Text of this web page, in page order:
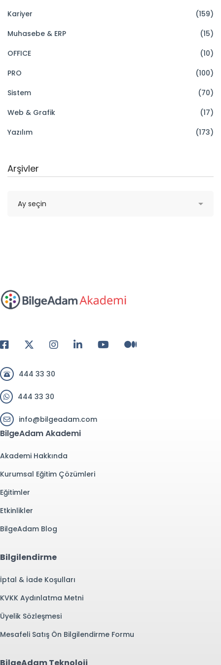
Kariyer
(159)
Muhasebe & ERP
(15)
OFFICE
(10)
PRO
(100)
Sistem
(70)
Web & Grafik
(17)
Yazılım
(173)
Arşivler
444 33 30
444 33 30
info@bilgeadam.com
BilgeAdam Akademi
Akademi Hakkında
Kurumsal Eğitim Çözümleri
Eğitimler
Etkinlikler
BilgeAdam Blog
Bilgilendirme
İptal & İade Koşulları
KVKK Aydınlatma Metni
Üyelik Sözleşmesi
Mesafeli Satış Ön Bilgilendirme Formu